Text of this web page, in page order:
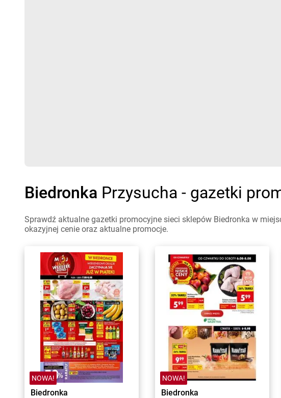
Biedronka Przysucha - gazetki
Sprawdź aktualne gazetki promocyjne sieci sklepów Biedronka w
okazyjnej cenie oraz aktualne promocje.
NOWA!
Biedronka
NOWA!
Biedronka